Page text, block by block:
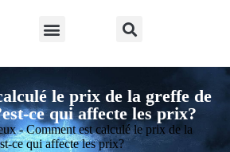
le prix de la greffe de
ce qui affecte les prix?
-Comment est calculé le prix de la
ce qui affecte les prix?